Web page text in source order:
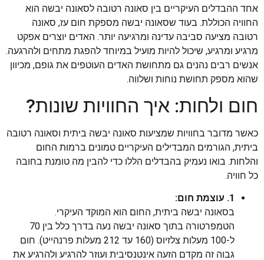
אחד ההבדלים העיקריים בין סאונה רטובה לסאונה יבשה הוא
החוויה הכוללת. בעוד שסאונה יבשה מספקת חום עז, סאונה
רטובה מציעה סביבה עדינה ומרגיעה יותר. האדים יוצרים אפקט
מרגיע ומרגיע, שיכול להיות מועיל במיוחד להפגת מתחים ולהרגעה.
אנשים רבים נהנים גם מתחושת האדים העוטפים את גופם, מכיוון
שהוא מספק תחושת נוחות ושלווה.
חום ולחות: איך החוויות שונות?
כאשר מדובר בחוויות שמציעות סאונה יבשה ביתית וסאונה רטובה
ביתית, הגורמים המבדילים העיקריים טמונים ברמות החום
והלחות. בואו נעמיק בהבדלים הללו כדי להבין מה טומנת בחובה
כל חוויה.
1. עוצמת חום:
בסאונה יבשה ביתית, החום הוא המוקד העיקרי.
הטמפרטורה בתוך סאונה יבשה נעה בדרך כלל בין 70
ל-100 מעלות צלזיוס (160 עד 212 מעלות פרנהייט). חום
גבוה זה מקדם הזעה אינטנסיבית ועוזר להרגיע ולהרגיע את